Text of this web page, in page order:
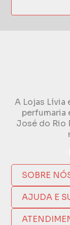
A Lojas Lívia
perfumaria
José do Rio
SOBRE
Quem
Compra
Como
AJUDA E
Nosso